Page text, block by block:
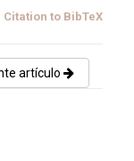
Citation to BibTeX
artículo